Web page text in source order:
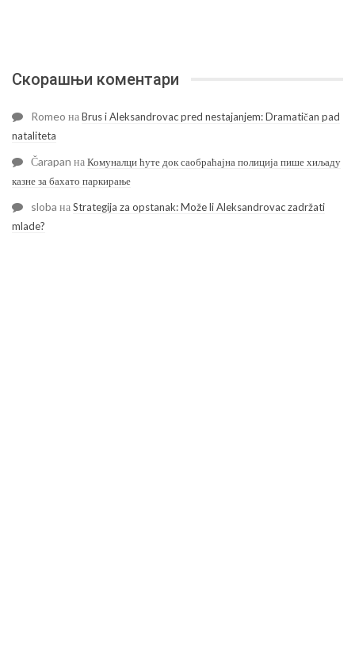
Скорашњи коментари
Romeo наBrus i Aleksandrovac pred nestajanjem: Dramatičan pad
nataliteta
Čarapan наКомуналци ћуте док саобраћајна полиција пише хиљаду
казне за бахато паркирање
sloba наStrategija za opstanak: Može li Aleksandrovac zadržati
mlade?